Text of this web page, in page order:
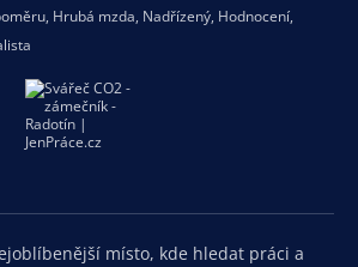
, Hrubá mzda, Nadřízený, Hodnocení,
místo, kde hledat práci a